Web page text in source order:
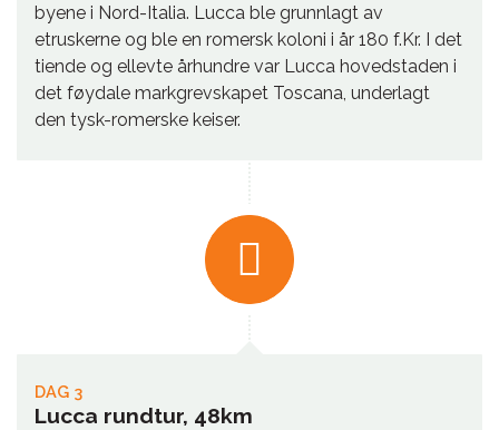
byene i Nord-Italia. Lucca ble grunnlagt av
etruskerne og ble en romersk koloni i år 180 f.Kr. I det
tiende og ellevte århundre var Lucca hovedstaden i
det føydale markgrevskapet Toscana, underlagt
den tysk-romerske keiser.
DAG 3
Lucca rundtur, 48km